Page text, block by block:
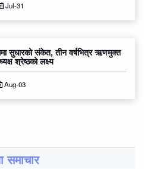
Jul-31
सुधारको संकेत, तीन वर्षभित्र ऋणमुक्त
श्रेष्ठको लक्ष्य
Aug-03
समाचार